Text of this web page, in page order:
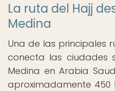
La ruta del Hajj
Medina
Una de las principales
conecta las ciudades
Medina en Arabia
aproximadamente 450